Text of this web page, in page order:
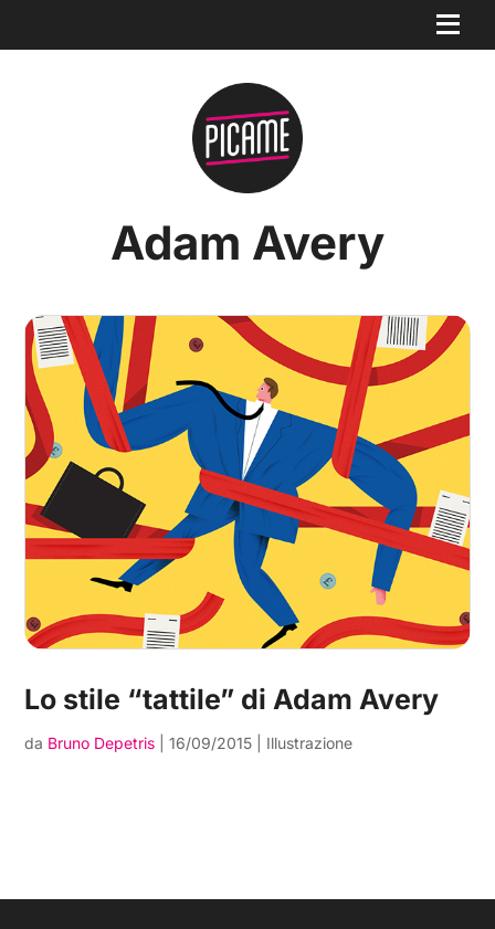
Adam Avery
Lo stile “tattile” di Adam Avery
da Bruno Depetris |16/09/2015 Illustrazione